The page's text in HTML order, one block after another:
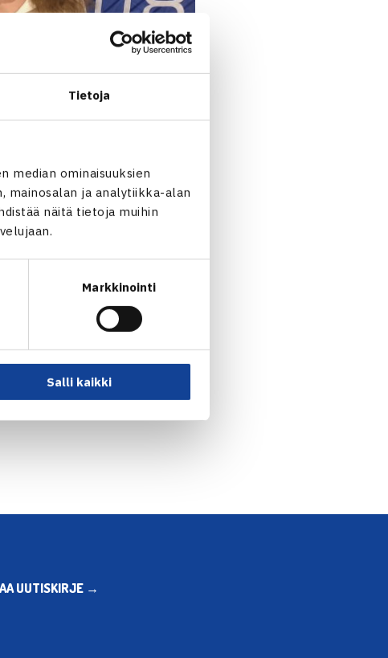
Tietoja
median ominaisuuksien
mainosalan ja analytiikka-alan
näitä tietoja muihin
Markkinointi
Salli kaikki
UUTISKIRJE →